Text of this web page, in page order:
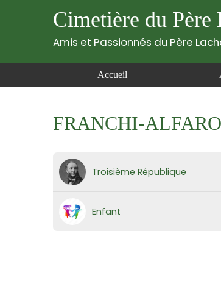
Cimetière du Père
Amis et Passionnés du Père
Accueil
FRANCHI-
Troisième République
Enfant